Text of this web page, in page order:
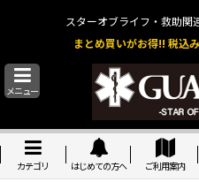
スターオブライフ・救助
まとめ買いがお得!! 税込
メニュー
カテゴリ はじめての方へ ご利用案内